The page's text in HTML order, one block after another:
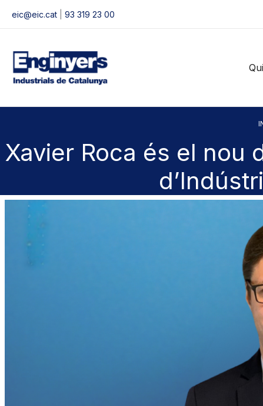
eic@eic.cat 93 319 23 00
Xavier Roca és el nou